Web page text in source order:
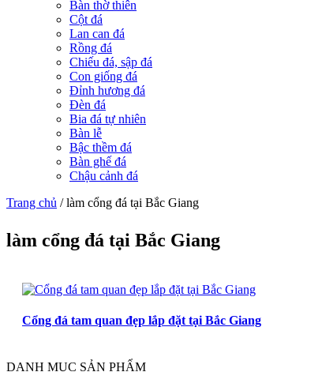
Bàn thờ thiên
Cột đá
Lan can đá
Rồng đá
Chiếu đá, sập đá
Con giống đá
Đỉnh hương đá
Đèn đá
Bia đá tự nhiên
Bàn lễ
Bậc thềm đá
Bàn ghế đá
Chậu cảnh đá
Trang chủ /làm cổng đá tại Bắc Giang
làm cổng đá tại Bắc Giang
Cổng đá tam quan đẹp lắp đặt tại Bắc Giang
DANH MỤC SẢN PHẨM